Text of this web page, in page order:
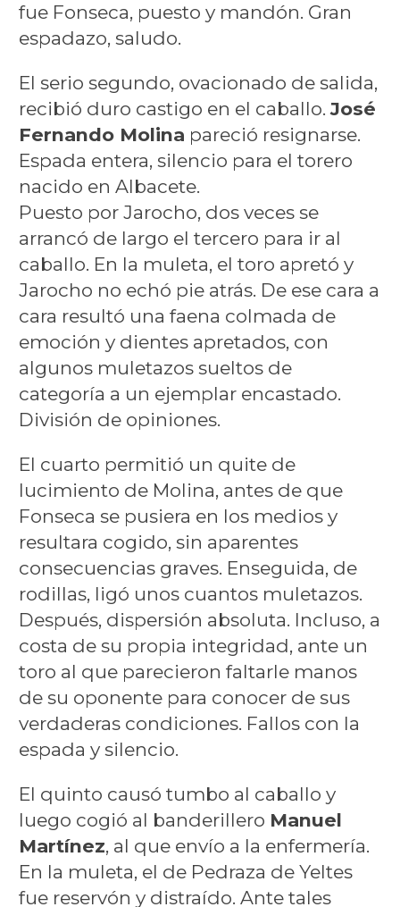
fue Fonseca, puesto y mandón. Gran
espadazo, saludo.
El serio segundo, ovacionado de salida,
recibió duro castigo en el caballo.José
Fernando Molina pareció resignarse.
Espada entera, silencio para el torero
nacido en Albacete.
Puesto por Jarocho, dos veces se
arrancó de largo el tercero para ir al
caballo. En la muleta, el toro apretó y
Jarocho no echó pie atrás. De ese cara a
cara resultó una faena colmada de
emoción y dientes apretados, con
algunos muletazos sueltos de
categoría a un ejemplar encastado.
División de opiniones.
El cuarto permitió un quite de
lucimiento de Molina, antes de que
Fonseca se pusiera en los medios y
resultara cogido, sin aparentes
consecuencias graves. Enseguida, de
rodillas, ligó unos cuantos muletazos.
Después, dispersión absoluta. Incluso, a
costa de su propia integridad, ante un
toro al que parecieron faltarle manos
de su oponente para conocer de sus
verdaderas condiciones. Fallos con la
espada y silencio.
El quinto causó tumbo al caballo y
luego cogió al banderillero Manuel
Martínez, al que envío a la enfermería.
En la muleta, el de Pedraza de Yeltes
fue reservón y distraído. Ante tales